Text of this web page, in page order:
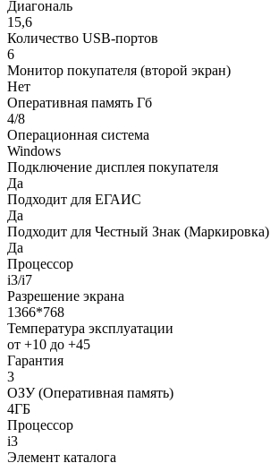
Диагональ
15,6
Количество USB-портов
6
Монитор покупателя (второй экран)
Нет
Оперативная память Гб
4/8
Операционная система
Windows
Подключение дисплея покупателя
Да
Подходит для ЕГАИС
Да
Подходит для Честный Знак (Маркировка)
Да
Процессор
i3/i7
Разрешение экрана
1366*768
Температура эксплуатации
от +10 до +45
Гарантия
3
ОЗУ (Оперативная память)
4ГБ
Процессор
i3
Элемент каталога